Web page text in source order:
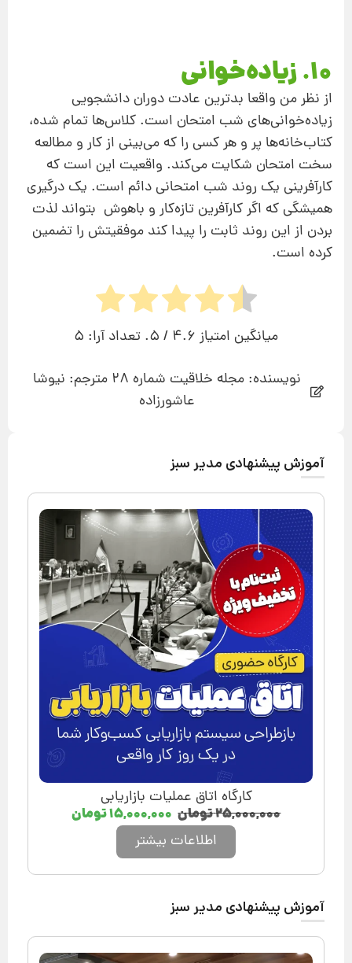
10. زیاده‌خوانی
از نظر من واقعا بدترین عادت دوران دانشجویی
زیاده‌خوانی‌های شب امتحان است. کلاس‌ها تمام شده،
کتاب‌خانه‌ها پر و هر کسی را که می‌بینی از کار و مطالعه
سخت امتحان شکایت می‌کند. واقعیت این است که
کارآفرینی یک روند شب امتحانی دائم است. یک درگیری
همیشگی که اگر کارآفرین تازه‌کار و باهوش بتواند لذت
بردن از این روند ثابت را پیدا کند موفقیتش را تضمین
کرده است.
میانگین امتیاز 4.6 / 5. تعداد آرا:
5
نویسنده: مجله خلاقیت شماره 28 مترجم: نیوشا
عاشورزاده
آموزش پیشنهادی مدیر سبز
کارگاه اتاق عملیات بازاریابی
۲۵,۰۰۰,۰۰۰تومان ۱۵,۰۰۰,۰۰۰تومان
اطلاعات بیشتر
آموزش پیشنهادی مدیر سبز